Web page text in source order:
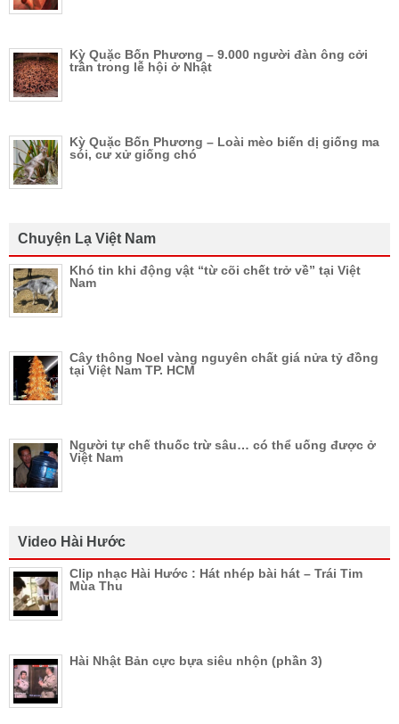
Kỳ Quặc Bốn Phương – 9.000 người đàn ông cởi
trần trong lễ hội ở Nhật
Kỳ Quặc Bốn Phương – Loài mèo biến dị giống ma
sói, cư xử giống chó
Chuyện Lạ Việt Nam
Khó tin khi động vật “từ cõi chết trở về” tại Việt
Nam
Cây thông Noel vàng nguyên chất giá nửa tỷ đồng
tại Việt Nam TP. HCM
Người tự chế thuốc trừ sâu… có thể uống được ở
Việt Nam
Video Hài Hước
Clip nhạc Hài Hước : Hát nhép bài hát – Trái Tim
Mùa Thu
Hài Nhật Bản cực bựa siêu nhộn (phần 3)